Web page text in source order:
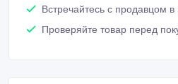
Встречайтесь с продавцом
Проверяйте товар перед